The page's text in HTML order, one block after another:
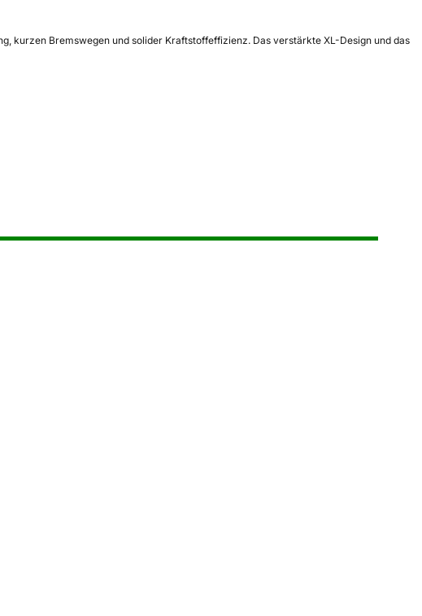
kurzen Bremswegen und solider Kraftstoffeffizienz. Das verstärkte XL-Design und das